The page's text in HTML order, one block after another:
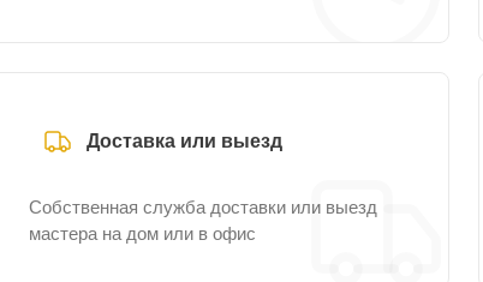
Доставка или выезд
Собственная служба доставки или выезд
мастера на дом или в офис